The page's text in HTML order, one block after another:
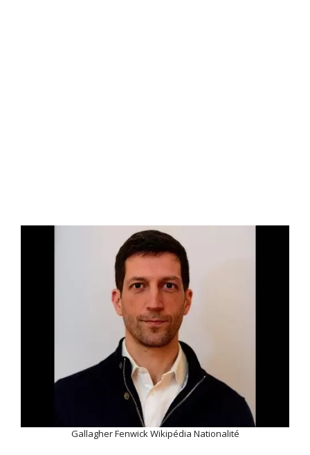
Gallagher Fenwick Wikipédia Nationalité